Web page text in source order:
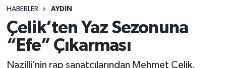
HABERLER AYDIN
Çelik’ten Yaz Sezonuna
“Efe” Çıkarması
Nazilli’nin rap sanatçılarından Mehmet Çelik,